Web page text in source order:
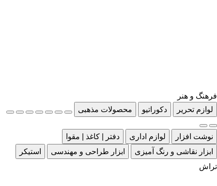
فرهنگ و هنر
لوازم تحریر
دکوراتیو محصولات مذهبی
نوشت افزار لوازم اداری
دفتر | کاغذ | مقوا
ابزار نقاشی و رنگ آمیزی
ابزار طراحی و مهندسی
استیکر
تراش